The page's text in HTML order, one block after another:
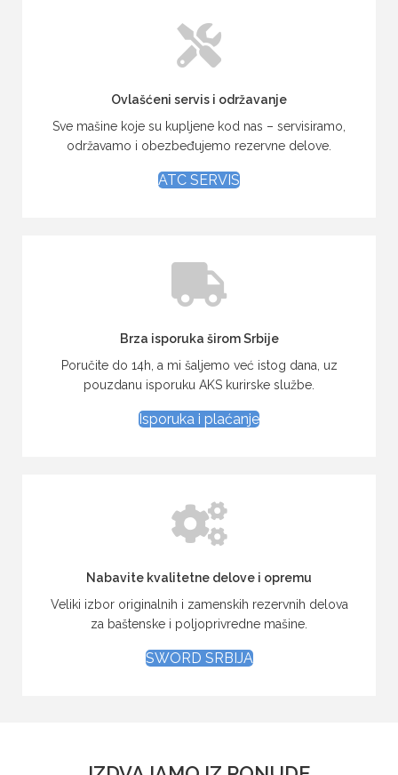
Ovlašćeni servis i održavanje
Sve mašine koje su kupljene kod nas – servisiramo,
održavamo i obezbeđujemo rezervne delove.
ATC SERVIS
Brza isporuka širom Srbije
Poručite do 14h, a mi šaljemo već istog dana, uz
pouzdanu isporuku AKS kurirske službe.
Isporuka i plaćanje
Nabavite kvalitetne delove i opremu
Veliki izbor originalnih i zamenskih rezervnih delova
za baštenske i poljoprivredne mašine.
SWORD SRBIJA